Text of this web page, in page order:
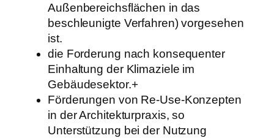
Außenbereichsflächen in das
beschleunigte Verfahren) vorgesehen
ist.
die Forderung nach konsequenter
Einhaltung der Klimaziele im
Gebäudesektor.+
Förderungen von Re-Use-Konzepten
in der Architekturpraxis, so
Unterstützung bei der Nutzung